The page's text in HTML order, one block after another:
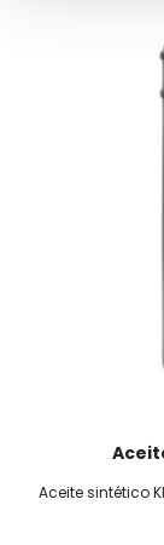
Aceite sintético